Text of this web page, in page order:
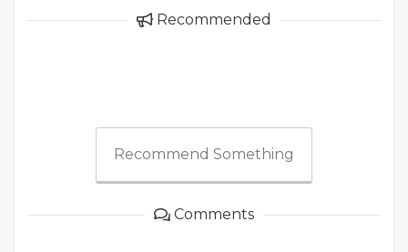
Recommended
Recommend Something
Comments